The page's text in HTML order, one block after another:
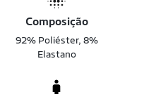
Composição
92% Poliéster, 8%
Elastano